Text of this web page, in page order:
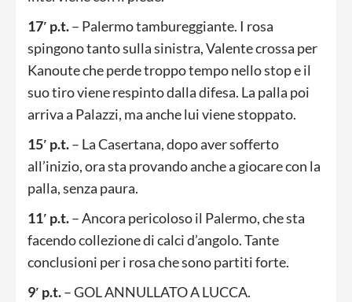
17′ p.t.– Palermo tambureggiante. I rosa
spingono tanto sulla sinistra, Valente crossa per
Kanoute che perde troppo tempo nello stop e il
suo tiro viene respinto dalla difesa. La palla poi
arriva a Palazzi, ma anche lui viene stoppato.
15′ p.t.– La Casertana, dopo aver sofferto
all’inizio, ora sta provando anche a giocare con la
palla, senza paura.
11′ p.t.– Ancora pericoloso il Palermo, che sta
facendo collezione di calci d’angolo. Tante
conclusioni per i rosa che sono partiti forte.
9′ p.t.– GOL ANNULLATO A LUCCA.